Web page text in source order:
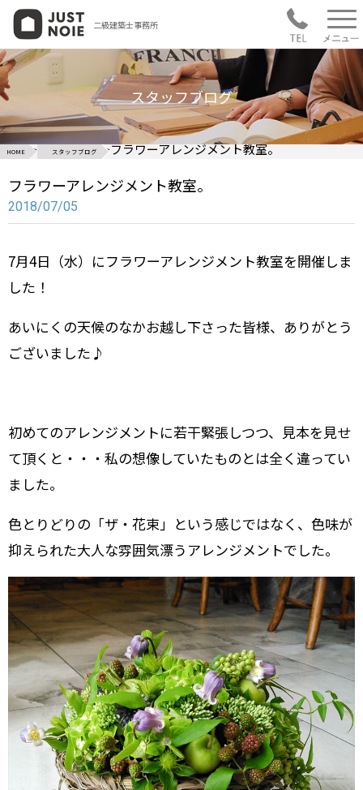
二級建築士事務所
スタッフブログ
HOME > スタッフブログ >フラワーアレンジメント教室。
フラワーアレンジメント教室。
2018/07/05
7月4日（水）にフラワーアレンジメント教室を開催しま
した！
あいにくの天候のなかお越し下さった皆様、ありがとう
ございました♪
初めてのアレンジメントに若干緊張しつつ、見本を見せ
て頂くと・・・私の想像していたものとは全く違ってい
ました。
色とりどりの「ザ・花束」という感じではなく、色味が
抑えられた大人な雰囲気漂うアレンジメントでした。